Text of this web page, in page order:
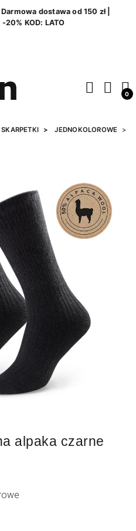
dostawa od 150 zł |
20% KOD: LATO
0
SKARPETKI JEDNOKOLOROWE
alpaka czarne